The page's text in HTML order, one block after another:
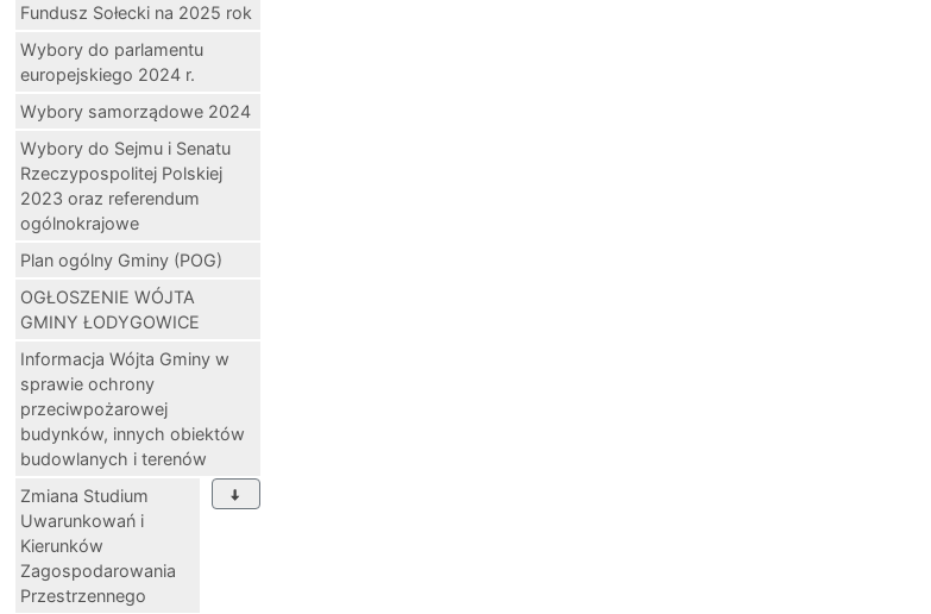
Fundusz Sołecki na 2025 rok
Wybory do parlamentu
europejskiego 2024 r.
Wybory samorządowe 2024
Wybory do Sejmu i Senatu
Rzeczypospolitej Polskiej
2023 oraz referendum
ogólnokrajowe
Plan ogólny Gminy (POG)
OGŁOSZENIE WÓJTA
GMINY ŁODYGOWICE
Informacja Wójta Gminy w
sprawie ochrony
przeciwpożarowej
budynków, innych obiektów
budowlanych i terenów
Zmiana Studium
Uwarunkowań i
Kierunków
Zagospodarowania
Przestrzennego